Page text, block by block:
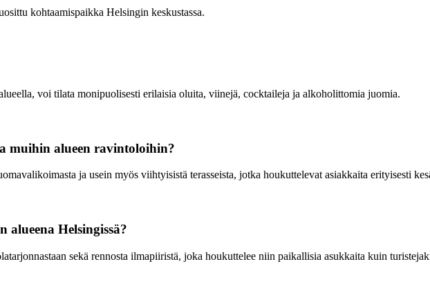
kohtaamispaikka Helsingin keskustassa.
voi tilata monipuolisesti erilaisia oluita, viinejä, cocktaileja ja alkoholittomia juomia.
muihin alueen ravintoloihin?
ja usein myös viihtyisistä terasseista, jotka houkuttelevat asiakkaita erityisesti
Helsingissä?
sekä rennosta ilmapiiristä, joka houkuttelee niin paikallisia asukkaita kuin